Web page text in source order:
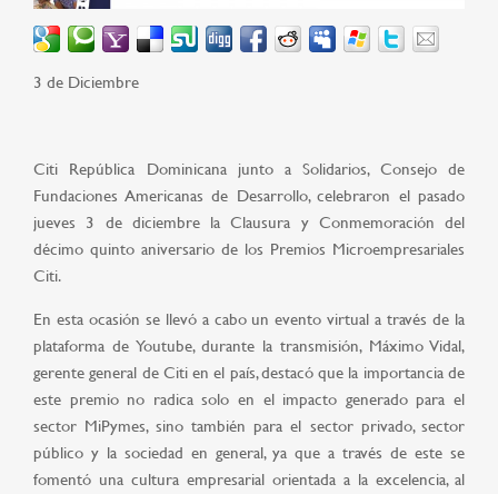
3 de Diciembre
Citi República Dominicana junto a Solidarios, Consejo de
Fundaciones Americanas de Desarrollo, celebraron el pasado
jueves 3 de diciembre la Clausura y Conmemoración del
décimo quinto aniversario de los Premios Microempresariales
Citi.
En esta ocasión se llevó a cabo un evento virtual a través de la
plataforma de Youtube, durante la transmisión, Máximo Vidal,
gerente general de Citi en el país, destacó que la importancia de
este premio no radica solo en el impacto generado para el
sector MiPymes, sino también para el sector privado, sector
público y la sociedad en general, ya que a través de este se
fomentó una cultura empresarial orientada a la excelencia, al